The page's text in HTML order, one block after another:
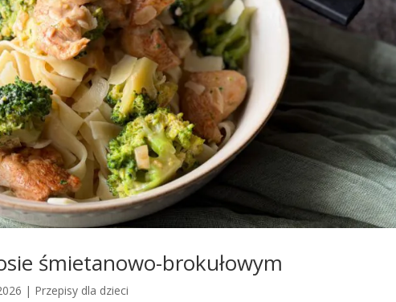
śmietanowo-brokułowym
| Przepisy dla dzieci